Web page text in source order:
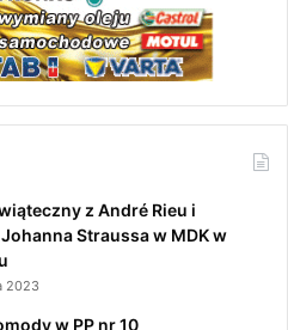
z André Rieu i
Straussa w MDK w
2023
w PP nr 10